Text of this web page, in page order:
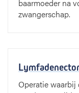
baarmoeder na
zwangerschap.
Operatie